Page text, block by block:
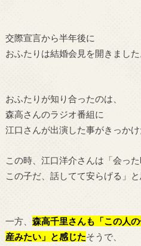
交際宣言から半年後に
おふたりは結婚会見を開きました
おふたりが知り合ったのは、
森高さんのラジオ番組に
江口さんが出演した事がきっかけ
この時、江口洋介さんは 「会っ
この子だ、話してて安らげる」と
一方、 森高千里さんも 「この人
産みたい」 と感じたそうで、